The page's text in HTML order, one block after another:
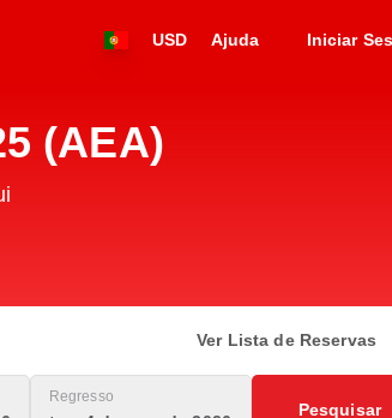
USD Ajuda Iniciar
(AEA)
Ver Lista de Reservas
Regresso
Pesquisar